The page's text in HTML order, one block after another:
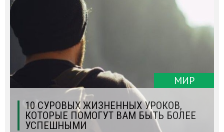
МИР
10 СУРОВЫХ ЖИЗНЕННЫХ УРОКОВ,
КОТОРЫЕ ПОМОГУТ ВАМ БЫТЬ БОЛЕЕ
УСПЕШНЫМИ